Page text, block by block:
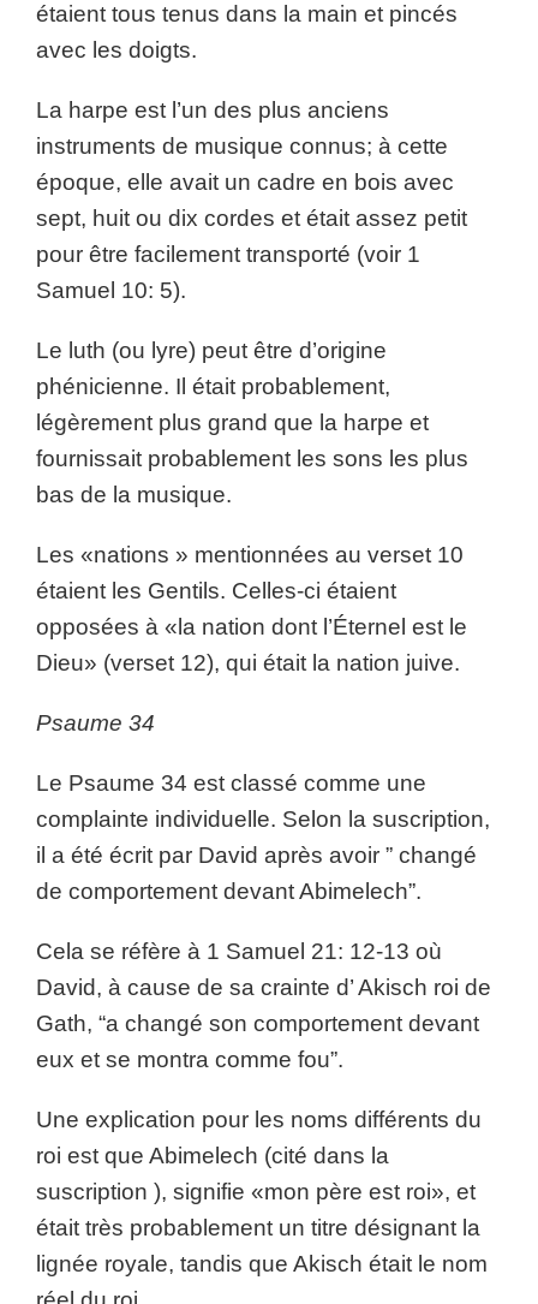
étaient tous tenus dans la main et pincés
avec les doigts.
La harpe est l’un des plus anciens
instruments de musique connus; à cette
époque, elle avait un cadre en bois avec
sept, huit ou dix cordes et était assez petit
pour être facilement transporté (voir 1
Samuel 10: 5).
Le luth (ou lyre) peut être d’origine
phénicienne. Il était probablement,
légèrement plus grand que la harpe et
fournissait probablement les sons les plus
bas de la musique.
Les «nations » mentionnées au verset 10
étaient les Gentils. Celles-ci étaient
opposées à «la nation dont l’Éternel est le
Dieu» (verset 12), qui était la nation juive.
Psaume 34
Le Psaume 34 est classé comme une
complainte individuelle. Selon la suscription,
il a été écrit par David après avoir ” changé
de comportement devant Abimelech”.
Cela se réfère à 1 Samuel 21: 12-13 où
David, à cause de sa crainte d’ Akisch roi de
Gath, “a changé son comportement devant
eux et se montra comme fou”.
Une explication pour les noms différents du
roi est que Abimelech (cité dans la
suscription ), signifie «mon père est roi», et
était très probablement un titre désignant la
lignée royale, tandis que Akisch était le nom